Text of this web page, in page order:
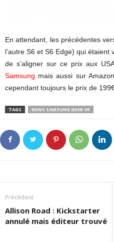
En attendant, les précédentes
l’autre S6 et S6 Edge) qui
de s’aligner sur ce prix aux
Samsung mais aussi sur
cependant toujours le prix de
TAGS NEWS SAMSUNG GEAR VR
Précédent
Allison Road : Kickstarter
annulé mais éditeur trouvé